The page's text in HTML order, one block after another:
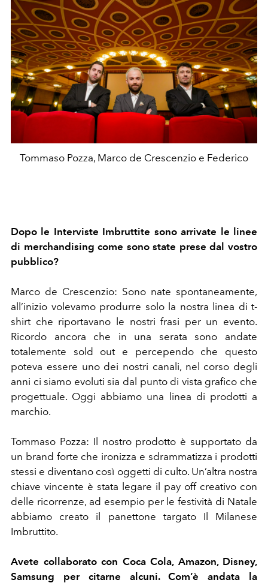
Tommaso Pozza, Marco de Crescenzio e Federico
Dopo le Interviste Imbruttite sono arrivate le linee
di merchandising come sono state prese dal vostro
pubblico?
Marco de Crescenzio: Sono nate spontaneamente,
all’inizio volevamo produrre solo la nostra linea di t-
shirt che riportavano le nostri frasi per un evento.
Ricordo ancora che in una serata sono andate
totalemente sold out e percependo che questo
poteva essere uno dei nostri canali, nel corso degli
anni ci siamo evoluti sia dal punto di vista grafico che
progettuale. Oggi abbiamo una linea di prodotti a
marchio.
Tommaso Pozza: Il nostro prodotto è supportato da
un brand forte che ironizza e sdrammatizza i prodotti
stessi e diventano così oggetti di culto. Un’altra nostra
chiave vincente è stata legare il pay off creativo con
delle ricorrenze, ad esempio per le festività di Natale
abbiamo creato il panettone targato Il Milanese
Imbruttito.
Avete collaborato con Coca Cola, Amazon, Disney,
Samsung per citarne alcuni. Com’è andata la